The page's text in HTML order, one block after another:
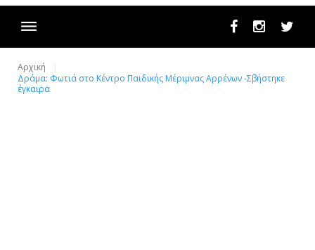
FacebookInstagram
Αρχική
Δράμα: Φωτιά στο Κέντρο Παιδικής Μέριμνας Αρρένων -Σβήστηκε
έγκαιρα